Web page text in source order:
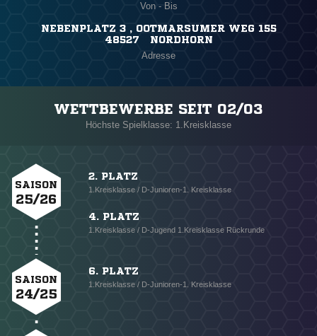
Von - Bis
NEBENPLATZ 3 , OOTMARSUMER WEG 155
48527 NORDHORN
Adresse
WETTBEWERBE SEIT 02/03
Höchste Spielklasse: 1.Kreisklasse
SAISON
25/26
2. PLATZ
1.Kreisklasse / D-Junioren-1. Kreisklasse
4. PLATZ
1.Kreisklasse / D-Jugend 1.Kreisklasse Rückrunde
SAISON
24/25
6. PLATZ
1.Kreisklasse / D-Junioren-1. Kreisklasse